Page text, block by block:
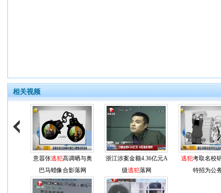
相关视频
意嚣张逃犯高调晒与奥
巴马蜡像合影落网
浙江涉案金额4.36亿元A
级逃犯落网
逃犯考取名校
特招为公